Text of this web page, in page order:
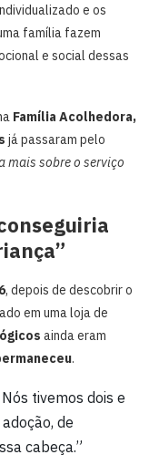
e os
família fazem
e social dessas
Família Acolhedora,
já passaram pelo
mais sobre o serviço
, depois de descobrir o
em uma loja de
ainda eram
.
tivemos dois e
de
cabeça.”